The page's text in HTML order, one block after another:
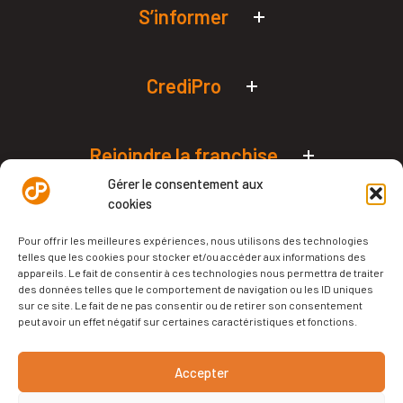
Gérer le consentement aux
cookies
Pour offrir les meilleures expériences, nous utilisons des technologies
telles que les cookies pour stocker et/ou accéder aux informations des
appareils. Le fait de consentir à ces technologies nous permettra de traiter
des données telles que le comportement de navigation ou les ID uniques
sur ce site. Le fait de ne pas consentir ou de retirer son consentement
peut avoir un effet négatif sur certaines caractéristiques et fonctions.
Accepter
S’informer
Simulateurs de prêt pro
Podcast – Le Micro Orange
CrediPro
Nos agences en France
Financer votre projet
Rejoindre la franchise
Devenez franchisé
Notre livre blanc
Notre podcast
Tous droits réservés | CrediPro